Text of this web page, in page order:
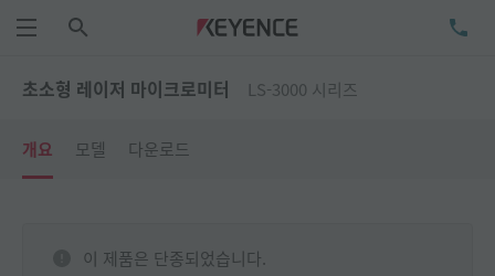
메뉴
초소형 레이저 마이크로미터 LS-3000 시리즈
개요 모델 다운로드
이 제품은 단종되었습니다.